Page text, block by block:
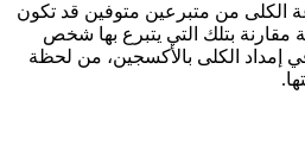
الكلى من متبرعين متوفين قد تكون
بتلك التي يتبرع بها شخص
إمداد الكلى بالأكسجين، من لحظة